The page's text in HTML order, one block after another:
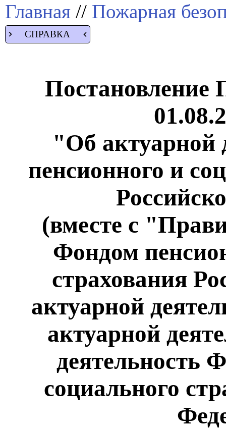
Главная // Пожарная
СПРАВКА
Постановление
"Об актуарной
пенсионного и
(вместе с
Фондом
страхования
актуарной
актуарной
деятельность
социального